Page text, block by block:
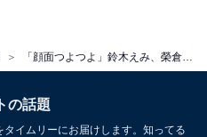
の話題
イムリーにお届けします。知ってる